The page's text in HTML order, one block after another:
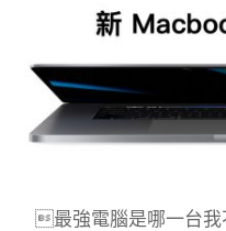
最強電腦是哪一台我